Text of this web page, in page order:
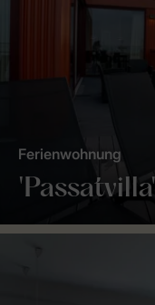
'Passatvilla'
Ferienwohnung